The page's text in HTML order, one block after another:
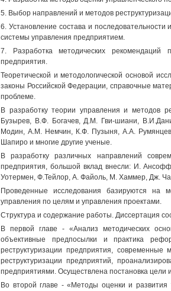
5. Выбор направлений и методов
6. Установление состава и последовательности
системы управления предприятием.
7. Разработка методических рекомендаций
предприятия.
Теоретической и методологической основой
законы Российской Федерации, справочные
проблеме.
В разработку теории управления и методов
Бузырев, В.Ф. Богачев, Д.М. Гви-шиани,
Модин, A.M. Немчин, К.Ф. Пузыня, A.A.
Шапиро и многие другие ученые.
В разработку различных направлений
предприятия, большой вклад внесли: И.
Уотермен, Ф.Тейлор, А. Файоль, М. Хаммер, Дж.
Проведенные исследования базируются на
управления по целям и управления проектами.
Структура и содержание работы. Диссертация
В первой главе - «Анализ методических
объективные предпосылки и практика
реструктуризации предприятия,
реструктуризации предприятий,
предприятиями. Осуществлена постановка цели
Во второй главе - «Методы оценки и развития